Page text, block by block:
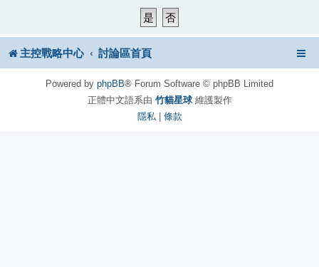
主控戰略中心 討論區首頁
Powered by phpBB® Forum Software © phpBB Limited
正體中文語系由 竹貓星球維護製作
隱私| 條款